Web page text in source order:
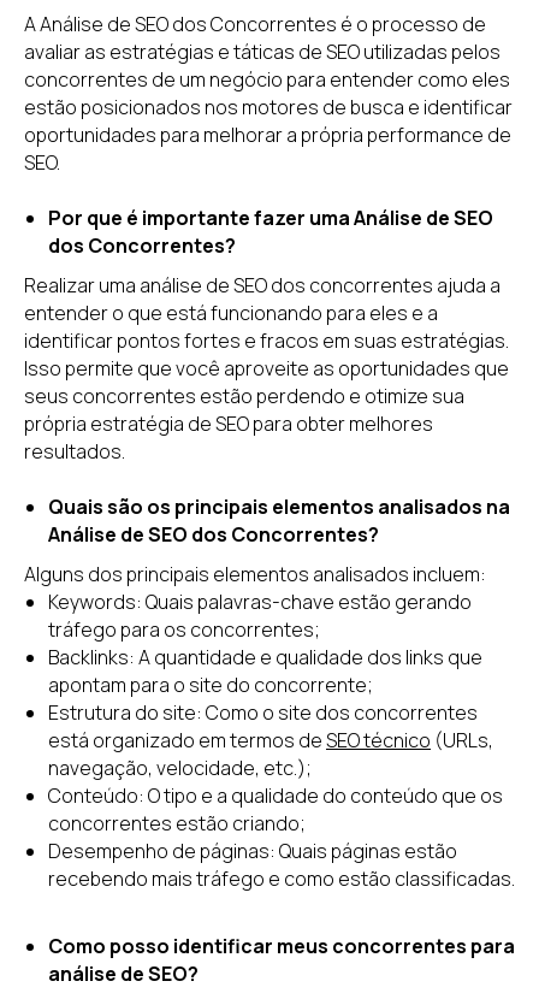
A Análise de SEO dos Concorrentes é o processo de
avaliar as estratégias e táticas de SEO utilizadas pelos
concorrentes de um negócio para entender como eles
estão posicionados nos motores de busca e identificar
oportunidades para melhorar a própria performance de
SEO.
Por que é importante fazer uma Análise de SEO
dos Concorrentes?
Realizar uma análise de SEO dos concorrentes ajuda a
entender o que está funcionando para eles e a
identificar pontos fortes e fracos em suas estratégias.
Isso permite que você aproveite as oportunidades que
seus concorrentes estão perdendo e otimize sua
própria estratégia de SEO para obter melhores
resultados.
Quais são os principais elementos analisados na
Análise de SEO dos Concorrentes?
Alguns dos principais elementos analisados incluem:
Keywords: Quais palavras-chave estão gerando
tráfego para os concorrentes;
Backlinks: A quantidade e qualidade dos links que
apontam para o site do concorrente;
Estrutura do site: Como o site dos concorrentes
está organizado em termos deSEO técnico (URLs,
navegação, velocidade, etc.);
Conteúdo: O tipo e a qualidade do conteúdo que os
concorrentes estão criando;
Desempenho de páginas: Quais páginas estão
recebendo mais tráfego e como estão classificadas.
Como posso identificar meus concorrentes para
análise de SEO?